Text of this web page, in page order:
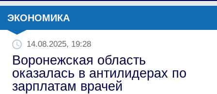
ЭКОНОМИКА
14.08.2025, 19:28
Воронежская область
оказалась в антилидерах по
зарплатам врачей